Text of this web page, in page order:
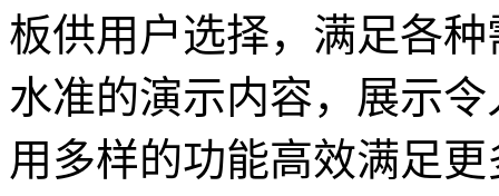
板供用户选择，满足各
水准的演示内容，展示
用多样的功能高效满足